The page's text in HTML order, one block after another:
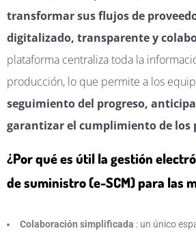
transformar sus flujos de
digitalizado, transparente y
plataforma centraliza toda la
producción, lo que permite a los
seguimiento del progreso,
garantizar el cumplimiento de los
¿Por qué es útil la gestión
de suministro (e-SCM) para las
Colaboración simplificada : un único